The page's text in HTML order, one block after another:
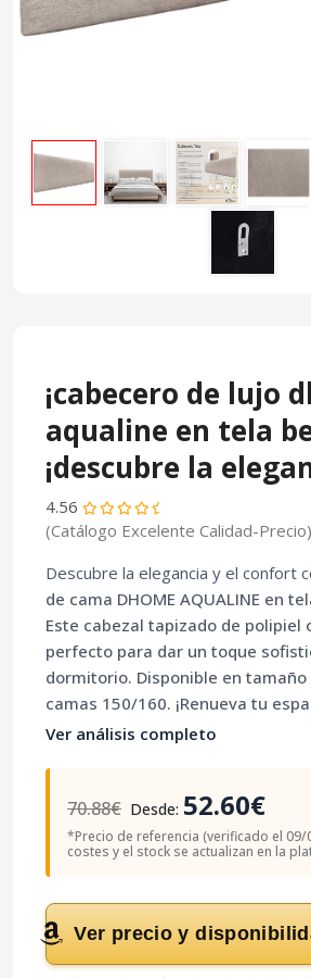
¡cabecero de lujo
aqualine en tela
¡descubre la
4.56
(Catálogo Excelente Calidad-Precio)
Descubre la elegancia y el confort
de cama DHOME AQUALINE en
Este cabezal tapizado de polipiel
perfecto para dar un toque
dormitorio. Disponible en tamaño
camas 150/160. ¡Renueva tu
Ver análisis completo
70.88€ Desde: 52.60€
*Precio de referencia (verificado el 09/
costes y el stock se actualizan en la
Ver precio y